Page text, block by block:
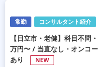
常勤 コンサルタント紹介
【日立市・老健】科目不問
万円〜 / 当直なし・オンコ
あり
NEW